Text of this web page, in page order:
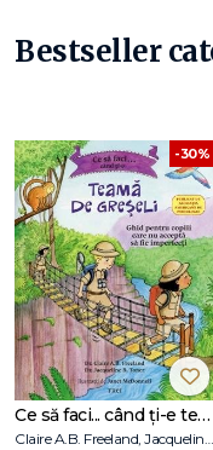
• A fost creată în
spațiale cu Uniunea
astronauți pe lună.
• În 1977, NASA a
se află acolo.
Toate cele de mai sus!
Află mai multe din
Bestseller
-30%
Ce să faci... când ți-e teamă de greșeli. Ghid pentru copiii care nu acceptă să fie imperfecți
Claire A.B. Freeland, Jacqueline B. Toner, Janet McDonnell